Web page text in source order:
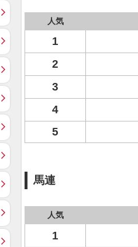
人気
1
2
3
4
5
馬連
人気
1